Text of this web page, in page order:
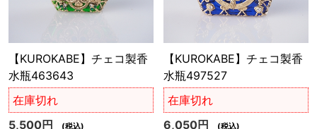
【KUROKABE】チェコ製香
水瓶463643
在庫切れ
5,500円
(税込)
【KUROKABE】チェコ製香
水瓶497527
在庫切れ
6,050円
(税込)